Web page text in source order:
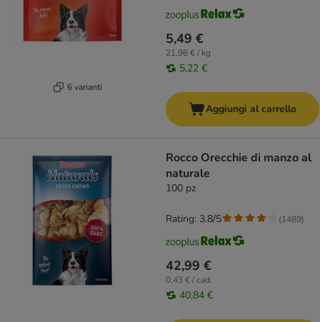
6 varianti
5,49 €
21,96 € / kg
5,22 €
Aggiungi al carrello
Rocco Orecchie di manzo al
naturale
100 pz
42,99 €
0,43 € / cad.
40,84 €
Rating: 3.8/5 (1489)